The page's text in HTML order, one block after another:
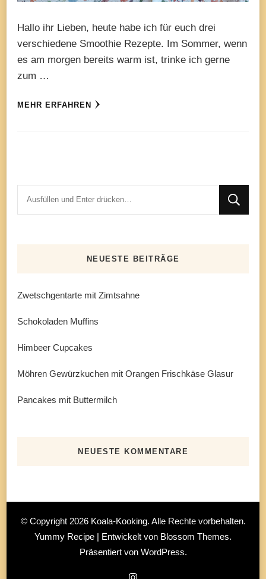
Hallo ihr Lieben, heute habe ich für euch drei
verschiedene Smoothie Rezepte. Im Sommer, wenn
es am morgen bereits warm ist, trinke ich gerne
zum …
MEHR ERFAHREN
NEUESTE BEITRÄGE
Zwetschgentarte mit Zimtsahne
Schokoladen Muffins
Himbeer Cupcakes
Möhren Gewürzkuchen mit Orangen Frischkäse Glasur
Pancakes mit Buttermilch
NEUESTE KOMMENTARE
© Copyright 2026 Koala-Kooking. Alle Rechte vorbehalten.
Yummy Recipe | Entwickelt von Blossom Themes.
Präsentiert von WordPress.